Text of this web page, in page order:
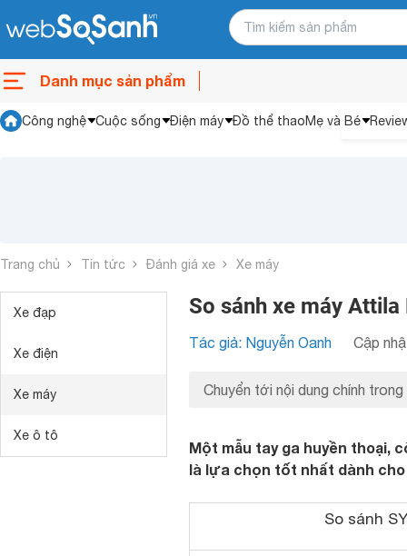
Danh mục sản phẩm
Công nghệ Cuộc sống Điện máy Đồ thể thaoMẹ và Bé
Trang chủ Tin tức Đánh giá xe Xe máy
Xe đạp
Xe điện
Xe máy
Xe ô tô
So sánh xe máy
Tác giả: Nguyễn Oanh Cập
Chuyển tới nội dung chính trong
Một mẫu tay ga huyền thoại,
là lựa chọn tốt nhất dành
So sánh